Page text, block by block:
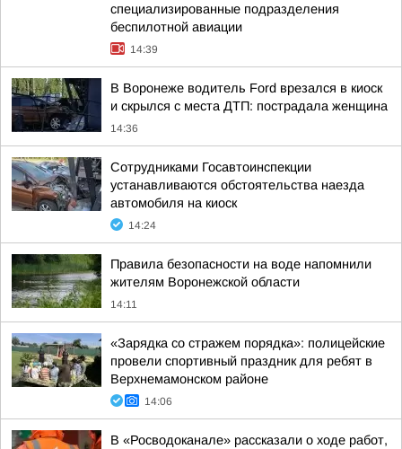
специализированные подразделения
беспилотной авиации
14:39
В Воронеже водитель Ford врезался в киоск
и скрылся с места ДТП: пострадала женщина
14:36
Сотрудниками Госавтоинспекции
устанавливаются обстоятельства наезда
автомобиля на киоск
14:24
Правила безопасности на воде напомнили
жителям Воронежской области
14:11
«Зарядка со стражем порядка»: полицейские
провели спортивный праздник для ребят в
Верхнемамонском районе
14:06
В «Росводоканале» рассказали о ходе работ,